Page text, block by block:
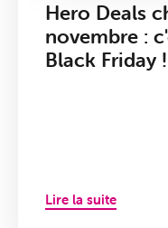
Hero Deals
novembre :
Black Friday !
Lire la suite